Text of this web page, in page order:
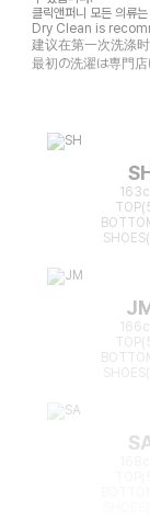
클릭앤퍼니 모든 의류
Dry Clean is
建议在第一次洗涤时
最初の洗濯は専門店